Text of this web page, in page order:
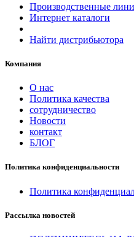
Производственные
Интернет каталоги
Найти дистрибьютора
Компания
О нас
Политика качества
сотрудничество
Новости
контакт
БЛОГ
Политика конфиденциальности
Политика
Рассылка новостей